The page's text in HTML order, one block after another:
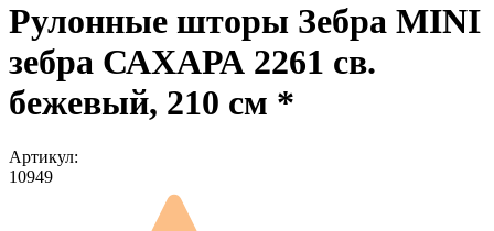
Рулонные шторы Зебра MINI
зебра САХАРА 2261 св.
бежевый, 210 см *
Артикул:
10949